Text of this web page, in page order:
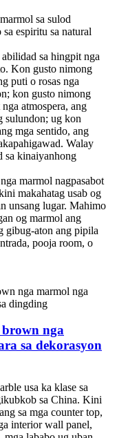
sa sulod
espiritu sa natural
sa hingpit nga
Kon gusto nimong
puti o rosas nga
kon gusto nimong
atmospera, ang
sulundon; ug kon
mga sentido, ang
Walay
sa kinaiyanhong
marmol nagpasabot
makahatag usab og
unsang lugar. Mahimo
og marmol ang
gibug-aton ang pipila
pooja room, o
nga
sa dekorasyon
usa ka klase sa
sa China. Kini
sa mga counter top,
interior wall panel,